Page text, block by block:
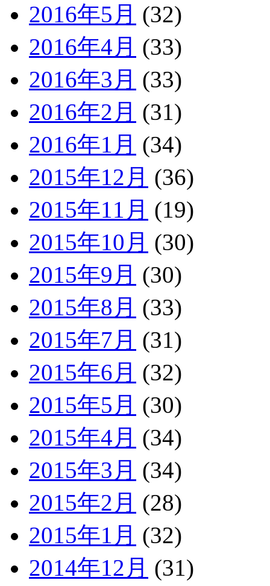
2016年5月 (32)
2016年4月 (33)
2016年3月 (33)
2016年2月 (31)
2016年1月 (34)
2015年12月 (36)
2015年11月 (19)
2015年10月 (30)
2015年9月 (30)
2015年8月 (33)
2015年7月 (31)
2015年6月 (32)
2015年5月 (30)
2015年4月 (34)
2015年3月 (34)
2015年2月 (28)
2015年1月 (32)
2014年12月 (31)